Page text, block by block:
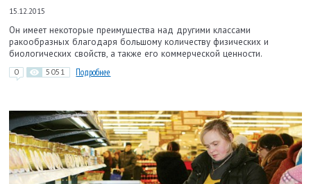
15.12.2015
Он имеет некоторые преимущества над другими классами
ракообразных благодаря большому количеству физических и
биологических свойств, а также его коммерческой ценности.
0 5051 Подробнее